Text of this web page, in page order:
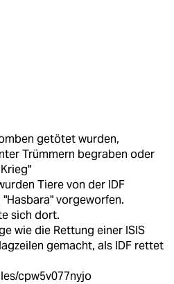
getötet wurden,
Trümmern begraben oder
Tiere von der IDF
vorgeworfen.
sich dort.
wie die Rettung einer ISIS
gemacht, als IDF rettet
cpw5v077nyjo